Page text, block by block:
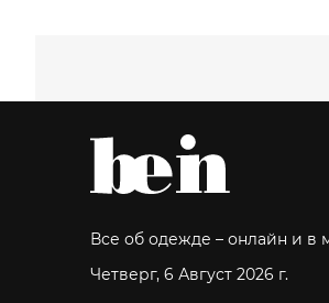
Все об одежде – онлайн и в
Четверг, 6 Август 2026 г.